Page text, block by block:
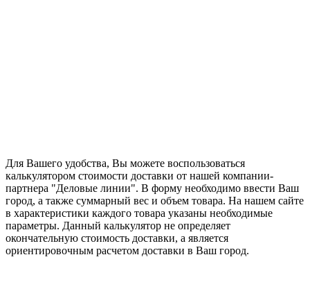
Для Вашего удобства, Вы можете воспользоваться
калькулятором стоимости доставки от нашей компании-
партнера "Деловые линии". В форму необходимо ввести Ваш
город, а также суммарный вес и объем товара. На нашем сайте
в характеристики каждого товара указаны необходимые
параметры. Данный калькулятор не определяет
окончательную стоимость доставки, а является
ориентировочным расчетом доставки в Ваш город.